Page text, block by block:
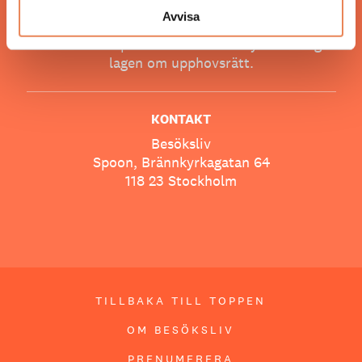
Avvisa
UPPHOVSRÄTT
lagen om upphovsrätt.
KONTAKT
Besöksliv
Spoon, Brännkyrkagatan 64
118 23 Stockholm
TILLBAKA TILL TOPPEN
OM BESÖKSLIV
PRENUMERERA